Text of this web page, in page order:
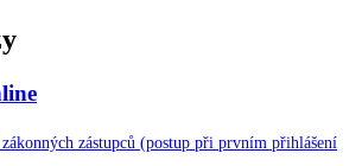
zástupců (postup při prvním přihlášení